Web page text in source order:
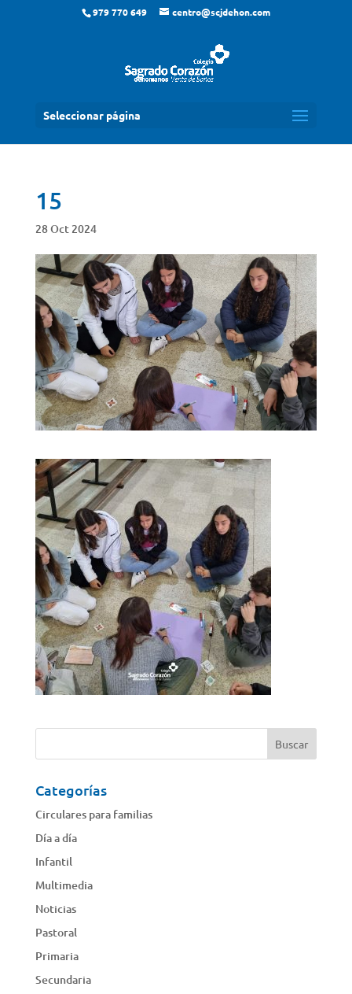
979 770 649 centro@scjdehon.com
Seleccionar página
15
28 Oct 2024
Categorías
Circulares para familias
Día a día
Infantil
Multimedia
Noticias
Pastoral
Primaria
Secundaria